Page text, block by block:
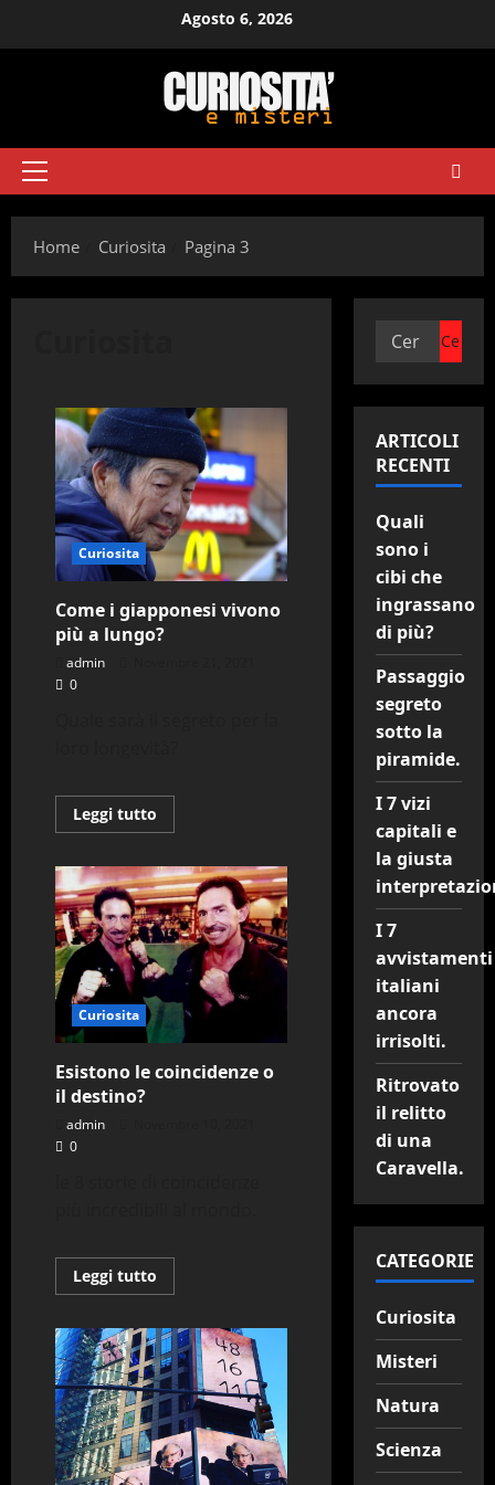
Agosto 6, 2026
Menu
Home
Curiosita Pagina 3
Curiosita
Come i giapponesi vivono
più a lungo?
admin
0
Leggi tutto
di
Come
i
giapponesi
vivono
più
a
lungo?
Curiosita
Esistono le coincidenze o
il destino?
admin
0
Leggi tutto
di
Esistono
le
coincidenze
o
il
destino?
Ricerca
ARTICOLI
RECENTI
Quali
sono i
cibi che
ingrassano
di più?
Passaggio
segreto
sotto la
piramide.
I 7 vizi
capitali e
la giusta
I 7
avvistamenti
italiani
ancora
irrisolti.
Ritrovato
il relitto
di una
Caravella.
CATEGORIE
Curiosita
Misteri
Natura
Scienza